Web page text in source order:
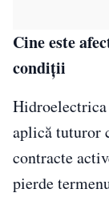
Cine este
condiții
Hidroelectrica
aplică tuturor
contracte
pierde